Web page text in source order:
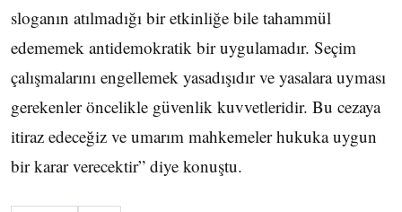
sloganın atılmadığı bir etkinliğe bile tahammül
edememek antidemokratik bir uygulamadır. Seçim
çalışmalarını engellemek yasadışıdır ve yasalara uyması
gerekenler öncelikle güvenlik kuvvetleridir. Bu cezaya
itiraz edeceğiz ve umarım mahkemeler hukuka uygun
bir karar verecektir” diye konuştu.